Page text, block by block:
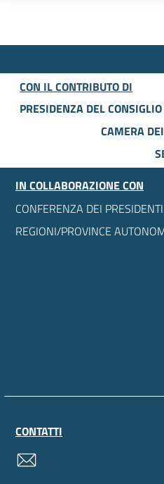
CON IL CONTRIBUTO DI
PRESIDENZA DEL
CAMERA
IN COLLABORAZIONE CON
CONFERENZA DEI
REGIONI/PROVINCE
CONTATTI